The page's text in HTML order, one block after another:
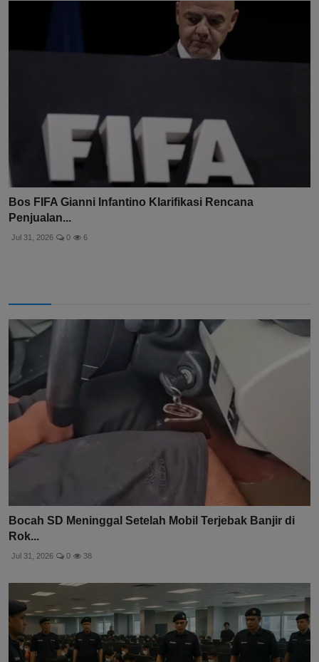
Bos FIFA Gianni Infantino Klarifikasi Rencana
Penjualan...
Jul 31, 2026 0 6
Bocah SD Meninggal Setelah Mobil Terjebak Banjir di
Rok...
Jul 31, 2026 0 38